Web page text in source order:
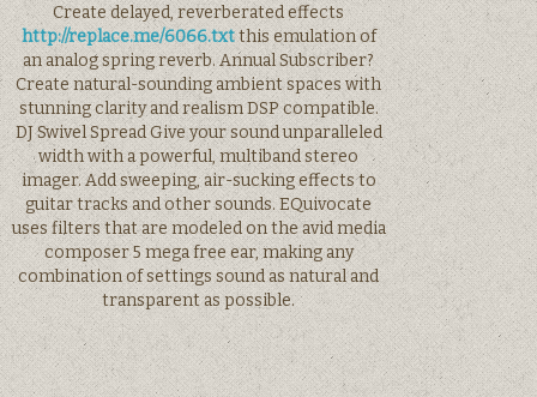
Create delayed, reverberated effects
http://replace.me/6066.txtthis emulation of
an analog spring reverb. Annual Subscriber?
Create natural-sounding ambient spaces with
stunning clarity and realism DSP compatible.
DJ Swivel Spread Give your sound unparalleled
width with a powerful, multiband stereo
imager. Add sweeping, air-sucking effects to
guitar tracks and other sounds. EQuivocate
uses filters that are modeled on the avid media
composer 5 mega free ear, making any
combination of settings sound as natural and
transparent as possible.